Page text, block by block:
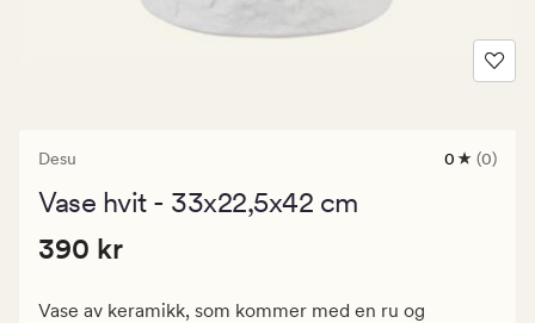
Desu
0
0 (0)
Vase hvit - 33x22,5x42 cm
Pris
Pris 390 kr
390 kr
Vase av keramikk, som kommer med en ru og